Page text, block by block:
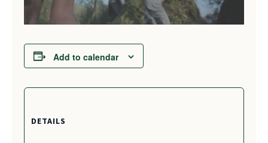
Add to calendar
DETAILS